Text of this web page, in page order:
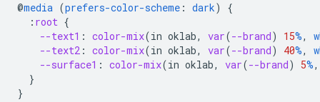
@media (prefers-color-scheme : dark)
{
: root {
--text1 : color-mix(in oklab, var(--brand) 15%,
--text2 : color-mix(in oklab, var(--brand) 40%,
--surface1 : color-mix(in oklab, var(--brand) 5%,
}
}